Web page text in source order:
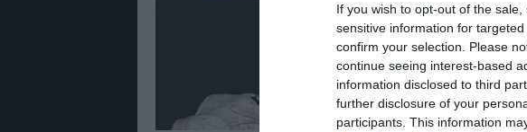
If you wish to opt-out of the
sensitive information for
confirm your selection. Please
continue seeing interest-based
information disclosed to third
further disclosure of your
participants. This information